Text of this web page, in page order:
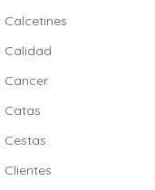
Calcetines
Calidad
Cancer
Catas
Cestas
Clientes